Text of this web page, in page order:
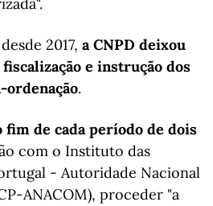
desde 2017, a CNPD deixou
e instrução dos
ordenação.
fim de cada período de dois
com o Instituto das
- Autoridade Nacional
ANACOM), proceder "a